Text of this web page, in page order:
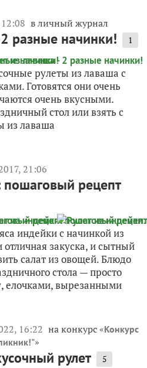
в личный журнал
разные начинки! 1
рулеты из лаваша с
Готовятся они очень
очень вкусными.
стол или взять с
из лаваша
21:06
пошаговый рецепт
индейки с начинкой из
отличная закуска, и сытный
салат из овощей. Блюдо
стола — просто
елочками, вырезанными
16:22 на конкурс «Конкурс
»
рулет 5